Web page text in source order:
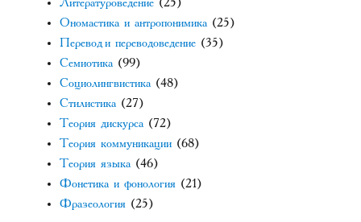
Ономастика и антропонимика (25)
Перевод и переводоведение (35)
Семиотика (99)
Социолингвистика (48)
Стилистика (27)
Теория дискурса (72)
Теория коммуникации (68)
Теория языка (46)
Фонетика и фонология (21)
Фразеология (25)